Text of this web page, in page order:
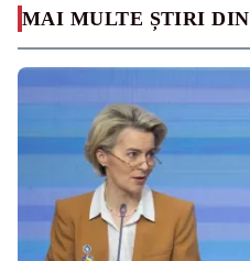
MAI MULTE ȘTIRI DIN